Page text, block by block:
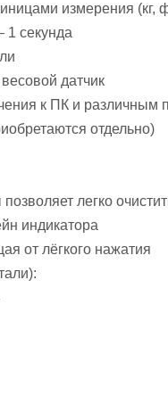
измерения (кг,
1 секунда
датчик
к ПК и различным
отдельно)
легко
индикатора
от лёгкого нажатия